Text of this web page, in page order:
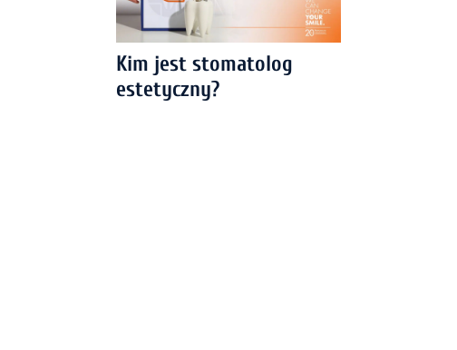
Kim jest stomatolog
estetyczny?